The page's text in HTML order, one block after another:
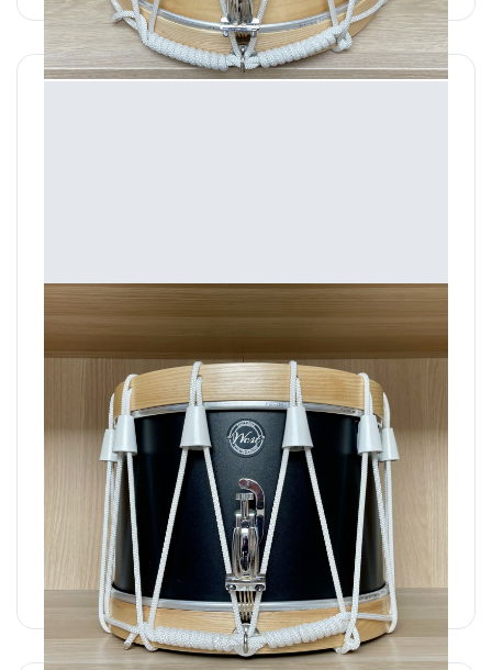
En stock : Tambour 15' Black
Tambour 15" Black en stock
620,00 €